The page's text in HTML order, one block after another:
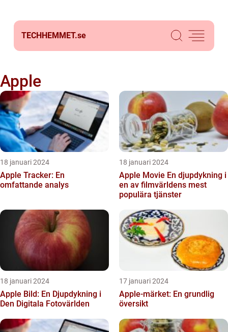
TECHHEMMET.se
Apple
18 januari 2024
Apple Tracker: En
omfattande analys
18 januari 2024
Apple Movie En djupdykning i
en av filmvärldens mest
populära tjänster
18 januari 2024
Apple Bild: En Djupdykning i
Den Digitala Fotovärlden
17 januari 2024
Apple-märket: En grundlig
översikt